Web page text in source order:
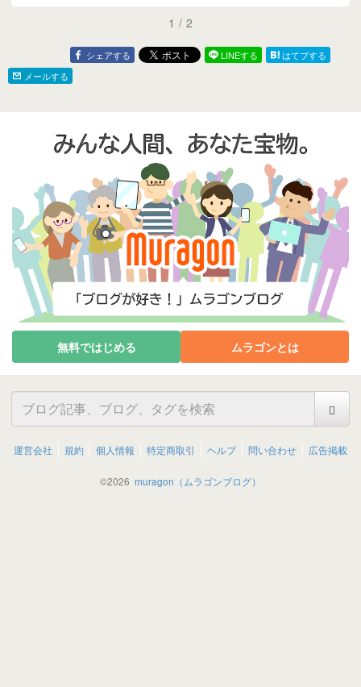
1 / 2
シェアする LINEする
はてブする
メールする
無料ではじめる ムラゴンとは
運営会社 規約 個人情報 特定商取引 ヘルプ 問い合わせ 広告掲載
©2026 muragon（ムラゴンブログ）